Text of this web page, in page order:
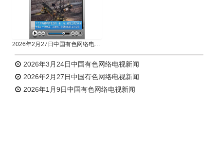
2026年2月27日中国有色网络电视新闻
2026年3月24日中国有色网络电视新闻
2026年2月27日中国有色网络电视新闻
2026年1月9日中国有色网络电视新闻